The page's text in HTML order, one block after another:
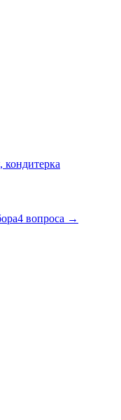
кондитерка
4 вопроса →